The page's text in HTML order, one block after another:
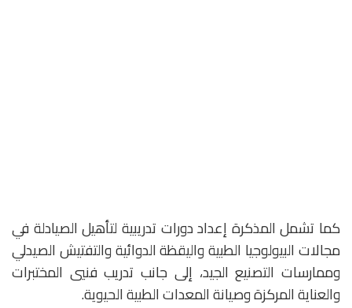
كما تشمل المذكرة إعداد دورات تدريبية لتأهيل الصيادلة في
مجالات البيولوجيا الطبية واليقظة الدوائية والتفتيش الصيدلي
وممارسات التصنيع الجيد، إلى جانب تدريب فنيي المختبرات
والعناية المركزة وصيانة المعدات الطبية الحيوية.